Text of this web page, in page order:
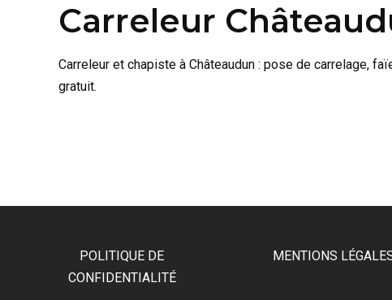
Carreleur
Carreleur et chapiste à Châteaudun : pose de carrelage,
gratuit.
POLITIQUE DE
CONFIDENTIALITÉ
MENTIONS